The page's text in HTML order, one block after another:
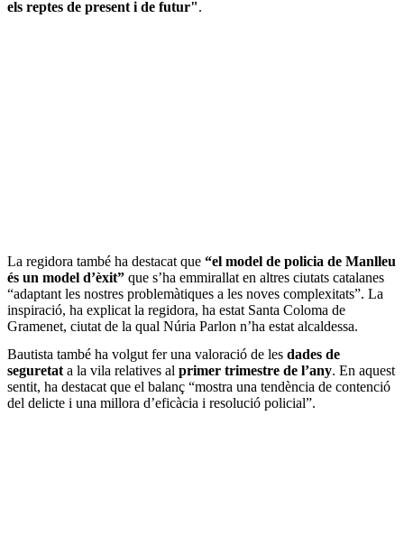
els reptes de present i de futur".
La regidora també ha destacat que “el model de policia de Manlleu
és un model d’èxit” que s’ha emmirallat en altres ciutats catalanes
“adaptant les nostres problemàtiques a les noves complexitats”. La
inspiració, ha explicat la regidora, ha estat Santa Coloma de
Gramenet, ciutat de la qual Núria Parlon n’ha estat alcaldessa.
Bautista també ha volgut fer una valoració de les dades de
seguretat a la vila relatives al primer trimestre de l’any. En aquest
sentit, ha destacat que el balanç “mostra una tendència de contenció
del delicte i una millora d’eficàcia i resolució policial”.